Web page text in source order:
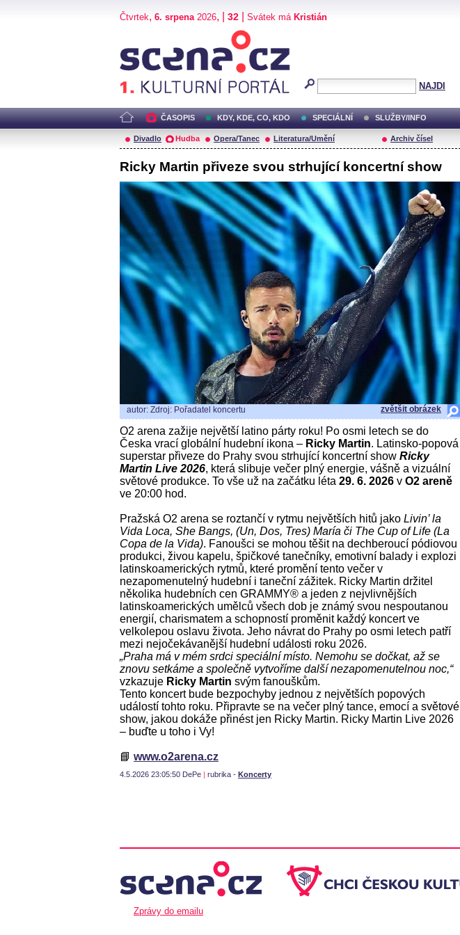
Čtvrtek, 6. srpena2026, | 32 Svátek má Kristián
NAJDI
ČASOPIS KDY, KDE, CO, KDO SPECIÁLNÍ SLUŽBY/INFO
Divadlo Hudba Opera/Tanec Literatura/Umění Archiv čísel
Ricky Martin přiveze svou strhující koncertní show
autor: Zdroj: Pořadatel koncertu zvětšit obrázek
O2 arena zažije největší latino párty roku! Po osmi letech se do
Česka vrací globální hudební ikona – Ricky Martin. Latinsko-popová
superstar přiveze do Prahy svou strhující koncertní show Ricky
Martin Live 2026, která slibuje večer plný energie, vášně a vizuální
světové produkce. To vše už na začátku léta 29. 6. 2026 v O2 areně
ve 20:00 hod.
Pražská O2 arena se roztančí v rytmu největších hitů jako Livin’ la
Vida Loca, She Bangs, (Un, Dos, Tres) María či The Cup of Life (La
Copa de la Vida). Fanoušci se mohou těšit na dechberoucí pódiovou
produkci, živou kapelu, špičkové tanečníky, emotivní balady i explozi
latinskoamerických rytmů, které promění tento večer v
nezapomenutelný hudební i taneční zážitek. Ricky Martin držitel
několika hudebních cen GRAMMY® a jeden z nejvlivnějších
latinskoamerických umělců všech dob je známý svou nespoutanou
energií, charismatem a schopností proměnit každý koncert ve
velkolepou oslavu života. Jeho návrat do Prahy po osmi letech patří
mezi nejočekávanější hudební události roku 2026.
„Praha má v mém srdci speciální místo. Nemohu se dočkat, až se
znovu setkáme a společně vytvoříme další nezapomenutelnou noc,“
vzkazuje Ricky Martin svým fanouškům.
Tento koncert bude bezpochyby jednou z největších popových
událostí tohto roku. Připravte se na večer plný tance, emocí a světové
show, jakou dokáže přinést jen Ricky Martin. Ricky Martin Live 2026
– buďte u toho i Vy!
📘 www.o2arena.cz
4.5.2026 23:05:50 DePe | rubrika - Koncerty
Zprávy do emailu